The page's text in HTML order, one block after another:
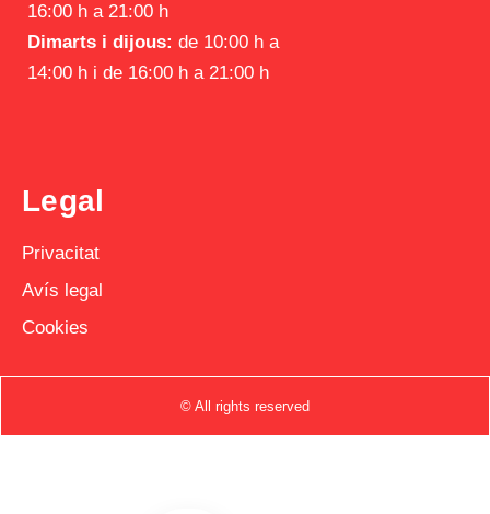
16:00 h a 21:00 h
Dimarts i dijous: de 10:00 h a
14:00 h i de 16:00 h a 21:00 h
Legal
Privacitat
Avís legal
Cookies
© All rights reserved